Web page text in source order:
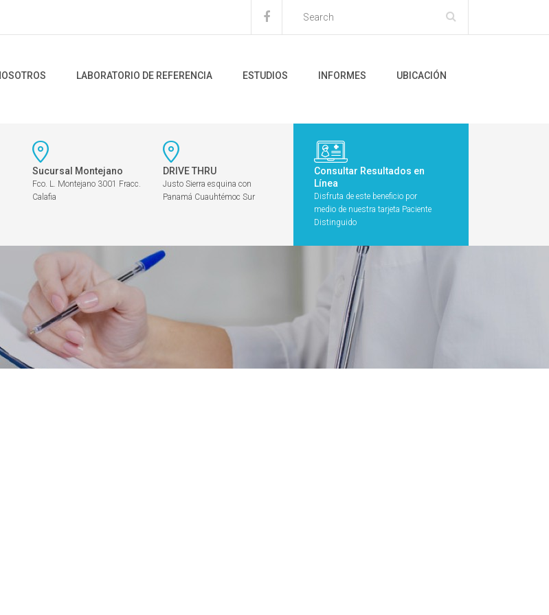
LABORATORIO DE REFERENCIA ESTUDIOS INFORMES UBICACIÓN
Sucursal Montejano
Fco. L. Montejano 3001 Fracc.
Calafia
DRIVE THRU
Justo Sierra esquina con
Panamá Cuauhtémoc Sur
Consultar Resultados en
Línea
Disfruta de este beneficio por
medio de nuestra tarjeta Paciente
Distinguido